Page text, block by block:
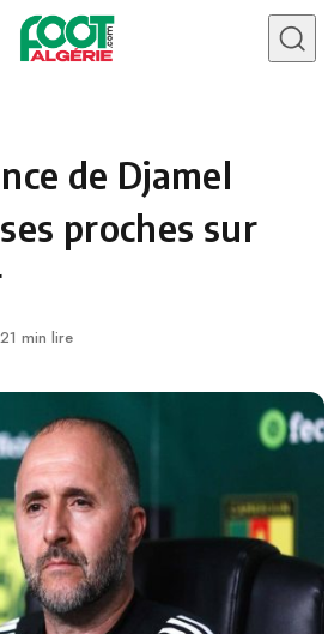
de Djamel
proches sur
1 min lire